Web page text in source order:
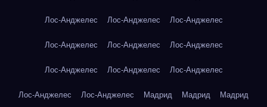
Лос-Анджелес Лос-Анджелес Лос-Анджелес
Лос-Анджелес Лос-Анджелес Лос-Анджелес
Лос-Анджелес Лос-Анджелес Лос-Анджелес
Лос-Анджелес Лос-Анджелес Мадрид Мадрид Мадрид